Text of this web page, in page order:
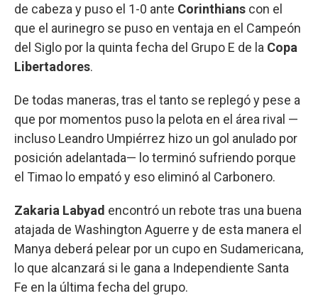
de cabeza y puso el 1-0 ante Corinthians con el
que el aurinegro se puso en ventaja en el Campeón
del Siglo por la quinta fecha del Grupo E de la Copa
Libertadores.
De todas maneras, tras el tanto se replegó y pese a
que por momentos puso la pelota en el área rival —
incluso Leandro Umpiérrez hizo un gol anulado por
posición adelantada— lo terminó sufriendo porque
el Timao lo empató y eso eliminó al Carbonero.
Zakaria Labyad encontró un rebote tras una buena
atajada de Washington Aguerre y de esta manera el
Manya deberá pelear por un cupo en Sudamericana,
lo que alcanzará si le gana a Independiente Santa
Fe en la última fecha del grupo.